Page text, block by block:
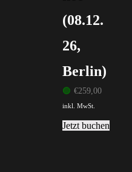
(08.12.
26,
Berlin)
🟢 €259,00
inkl. MwSt.
Jetzt buchen